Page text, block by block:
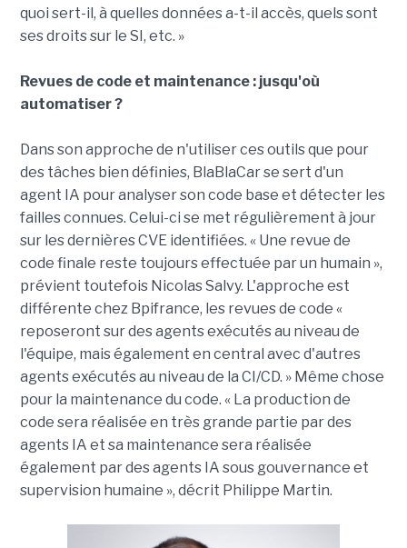
quoi sert-il, à quelles données a-t-il accès, quels sont
ses droits sur le SI, etc. »
Revues de code et maintenance : jusqu'où
automatiser ?
Dans son approche de n'utiliser ces outils que pour
des tâches bien définies, BlaBlaCar se sert d'un
agent IA pour analyser son code base et détecter les
failles connues. Celui-ci se met régulièrement à jour
sur les dernières CVE identifiées. « Une revue de
code finale reste toujours effectuée par un humain »,
prévient toutefois Nicolas Salvy. L'approche est
différente chez Bpifrance, les revues de code «
reposeront sur des agents exécutés au niveau de
l'équipe, mais également en central avec d'autres
agents exécutés au niveau de la CI/CD. » Même chose
pour la maintenance du code. « La production de
code sera réalisée en très grande partie par des
agents IA et sa maintenance sera réalisée
également par des agents IA sous gouvernance et
supervision humaine », décrit Philippe Martin.